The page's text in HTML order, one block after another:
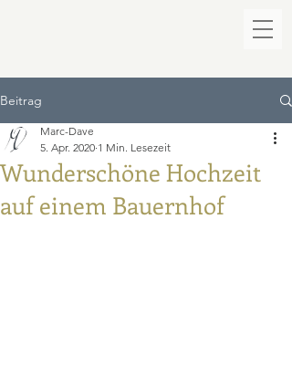
Beitrag
Wunderschöne Hochzeit
auf einem Bauernhof
Marc-Dave
5. Apr. 2020 1 Min. Lesezeit